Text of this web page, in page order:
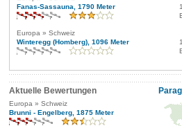
Fanas-Sassauna, 1790 Meter
Europa » Schweiz
Winteregg (Homberg), 1096 Meter
Aktuelle Bewertungen
Europa » Schweiz
Brunni - Engelberg, 1875 Meter